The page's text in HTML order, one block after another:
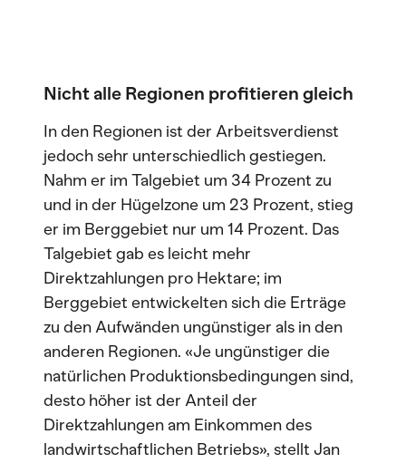
Nicht alle Regionen profitieren gleich
In den Regionen ist der Arbeitsverdienst
jedoch sehr unterschiedlich gestiegen.
Nahm er im Talgebiet um 34 Prozent zu
und in der Hügelzone um 23 Prozent, stieg
er im Berggebiet nur um 14 Prozent. Das
Talgebiet gab es leicht mehr
Direktzahlungen pro Hektare; im
Berggebiet entwickelten sich die Erträge
zu den Aufwänden ungünstiger als in den
anderen Regionen. «Je ungünstiger die
natürlichen Produktionsbedingungen sind,
desto höher ist der Anteil der
Direktzahlungen am Einkommen des
landwirtschaftlichen Betriebs», stellt Jan